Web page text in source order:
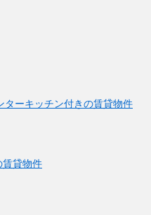
ターキッチン付きの賃貸物件
賃貸物件